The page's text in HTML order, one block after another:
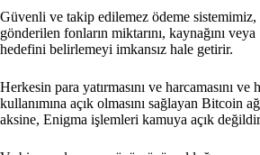
Güvenli ve takip edilemez ödeme sistemimiz,
gönderilen fonların miktarını, kaynağını veya
hedefini belirlemeyi imkansız hale getirir.
Herkesin para yatırmasını ve harcamasını ve
kullanımına açık olmasını sağlayan Bitcoin
aksine, Enigma işlemleri kamuya açık